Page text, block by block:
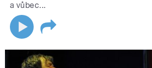
a vůbec...